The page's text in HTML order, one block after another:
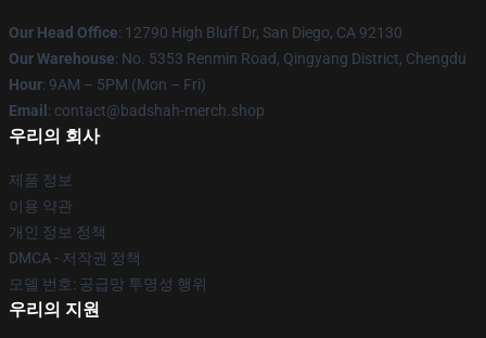
Our Head Office: 12790 High Bluff Dr, San Diego, CA 92130
Our Warehouse: No. 5353 Renmin Road, Qingyang District, Chengdu
Hour: 9AM – 5PM (Mon – Fri)
Email : contact@badshah-merch.shop
우리의 회사
제품 정보
이용 약관
개인 정보 정책
DMCA - 저작권 정책
모델 번호: 공급망 투명성 행위
우리의 지원